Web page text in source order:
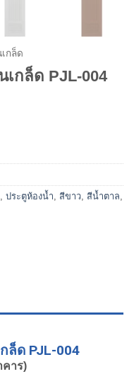
กล็ด
กล็ด PJL-004
, ประตูห้องน้ำ, สีขาว, สีน้ำตาล,
ล็ด PJL-004
คาร)